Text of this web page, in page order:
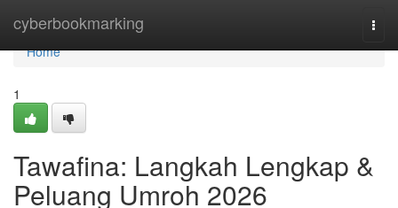
cyberbookmarking
Home
Home
1
Tawafina: Langkah Lengkap &
Peluang Umroh 2026